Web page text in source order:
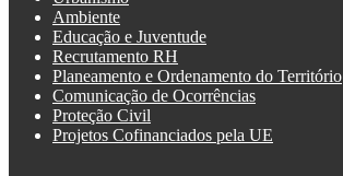
Ambiente
Educação e Juventude
Recrutamento RH
Planeamento e Ordenamento do Território
Comunicação de Ocorrências
Proteção Civil
Projetos Cofinanciados pela UE